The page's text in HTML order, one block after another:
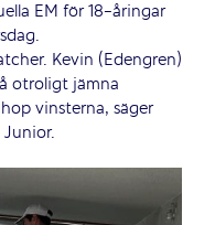
EM för 18-åringar
Kevin (Edengren)
otroligt jämna
vinsterna, säger